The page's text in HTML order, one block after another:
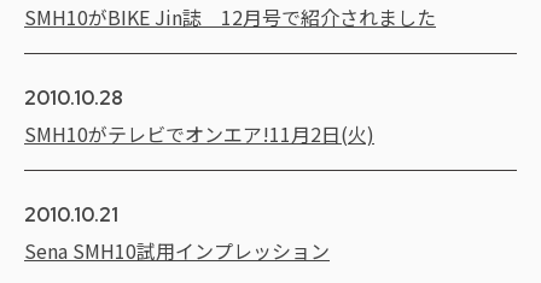
SMH10がBIKE Jin誌 12月号で紹介されました
2010.10.28
SMH10がテレビでオンエア!11月2日(火)
2010.10.21
Sena SMH10試用インプレッション